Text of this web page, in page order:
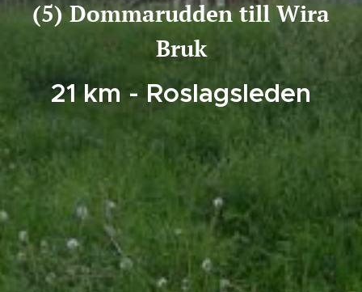
(5) Dommarudden till Wira
Bruk
21 km - Roslagsleden